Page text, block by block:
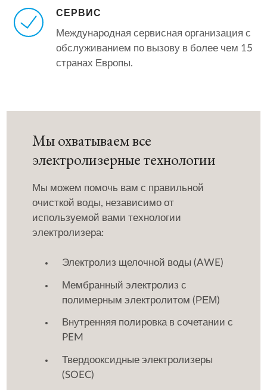
СЕРВИС
Международная сервисная организация с
обслуживанием по вызову в более чем 15
странах Европы.
Мы охватываем все
электролизерные технологии
Мы можем помочь вам с правильной
очисткой воды, независимо от
используемой вами технологии
электролизера:
Электролиз щелочной воды (AWE)
Мембранный электролиз с
полимерным электролитом (РЕМ)
Внутренняя полировка в сочетании с
PEM
Твердооксидные электролизеры
(SOEC)